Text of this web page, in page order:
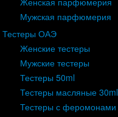
Мужская парфюмерия
Тестеры ОАЭ
Женские тестеры
Мужские тестеры
Тестеры 50ml
Тестеры масляные 30ml
Тестеры с феромонами